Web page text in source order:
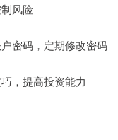
风险
密码，定期修改密码
，提高投资能力